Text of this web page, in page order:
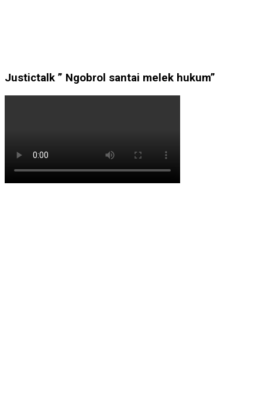
Justictalk ” Ngobrol santai melek hukum”